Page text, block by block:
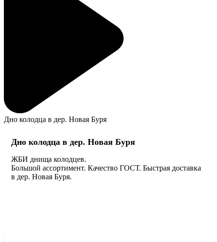
Дно колодца в дер. Новая Буря
Дно колодца в дер. Новая Буря
ЖБИ днища колодцев.
Большой ассортимент. Качество ГОСТ. Быстрая доставка
в дер. Новая Буря.